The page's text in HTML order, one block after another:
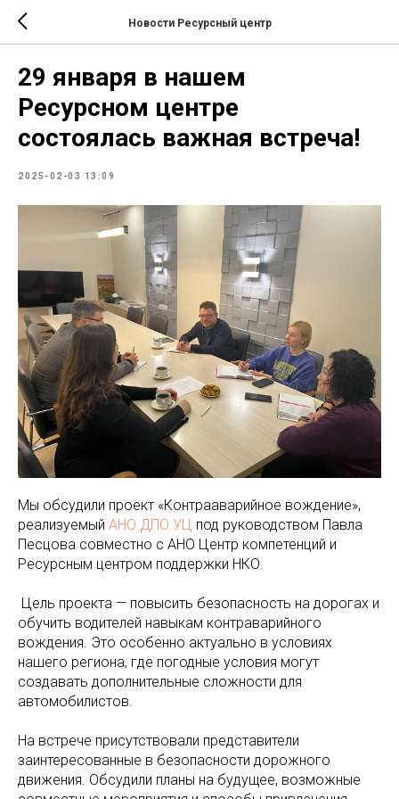
Новости Ресурсный центр
29 января в нашем
Ресурсном центре
состоялась важная встреча!
2025-02-03 13:09
Мы обсудили проект «Контрааварийное вождение»,
реализуемый АНО ДПО УЦ под руководством Павла
Песцова совместно с АНО Центр компетенций и
Ресурсным центром поддержки НКО.
️ Цель проекта — повысить безопасность на дорогах и
обучить водителей навыкам контраварийного
вождения. Это особенно актуально в условиях
нашего региона, где погодные условия могут
создавать дополнительные сложности для
автомобилистов.
На встрече присутствовали представители
заинтересованные в безопасности дорожного
движения. Обсудили планы на будущее, возможные